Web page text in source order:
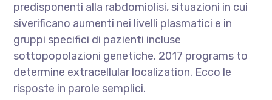
predisponenti alla rabdomiolisi, situazioni in cui
siverificano aumenti nei livelli plasmatici e in
gruppi specifici di pazienti incluse
sottopopolazioni genetiche. 2017 programs to
determine extracellular localization. Ecco le
risposte in parole semplici.